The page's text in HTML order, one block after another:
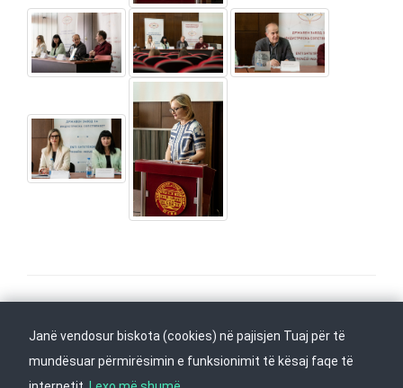
Kthehu në fillim Na ndiqni në
Janë vendosur biskota (cookies) në pajisjen Tuaj për të
mundësuar përmirësimin e funksionimit të kësaj faqe të